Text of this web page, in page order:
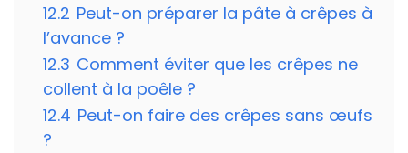
12.2 Peut-on préparer la pâte à crêpes à
l’avance ?
12.3 Comment éviter que les crêpes ne
collent à la poêle ?
12.4 Peut-on faire des crêpes sans œufs
?